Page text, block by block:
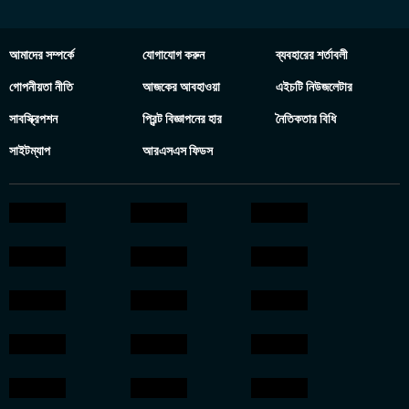
আমাদের সম্পর্কে যোগাযোগ করুন ব্যবহারের শর্তাবলী
গোপনীয়তা নীতি আজকের আবহাওয়া এইচটি নিউজলেটার
সাবস্ক্রিপশন প্রিন্ট বিজ্ঞাপনের হার নৈতিকতার বিধি
সাইটম্যাপ আরএসএস ফিডস